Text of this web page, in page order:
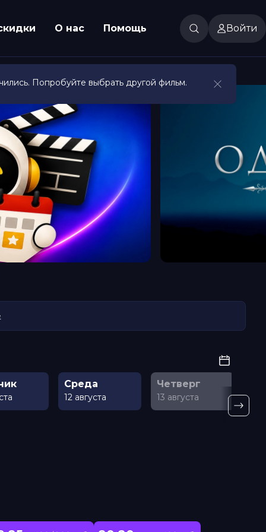
О нас Помощь Войти
Среда
12 августа
Четверг
13 августа
Попробуйте выбрать другой фильм.